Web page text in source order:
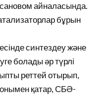
айналасында.
бұрын
синтездеу және
болады әр түрлі
реттей отырып,
қатар, СБӘ-